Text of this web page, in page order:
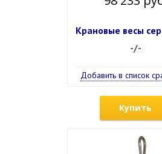
Крановые весы
-/-
Добавить в список
Купить